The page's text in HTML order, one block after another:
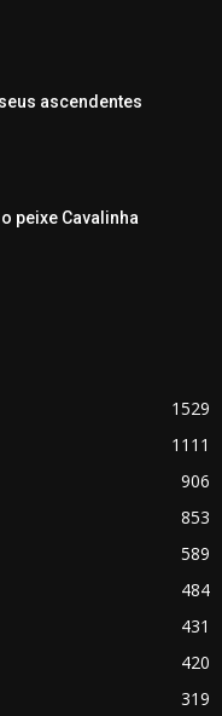
ascendentes
peixe Cavalinha
1529
1111
906
853
589
484
431
420
319